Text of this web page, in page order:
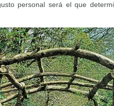
personal será el que